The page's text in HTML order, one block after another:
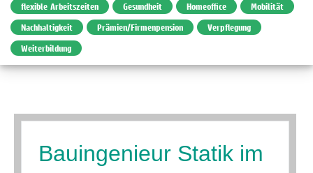
flexible Arbeitszeiten
Gesundheit Homeoffice
Mobilität
Nachhaltigkeit
Prämien/Firmenpension
Verpflegung
Weiterbildung